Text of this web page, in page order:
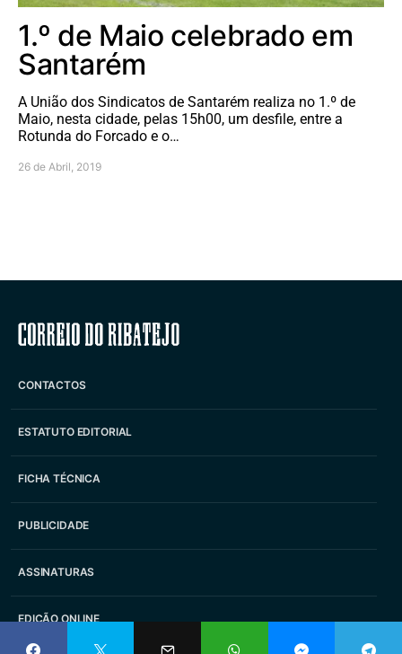
1.º de Maio celebrado em
Santarém
A União dos Sindicatos de Santarém realiza no 1.º de
Maio, nesta cidade, pelas 15h00, um desfile, entre a
Rotunda do Forcado e o…
26 de Abril, 2019
Correio do Ribatejo
CONTACTOS
ESTATUTO EDITORIAL
FICHA TÉCNICA
PUBLICIDADE
ASSINATURAS
EDIÇÃO ONLINE